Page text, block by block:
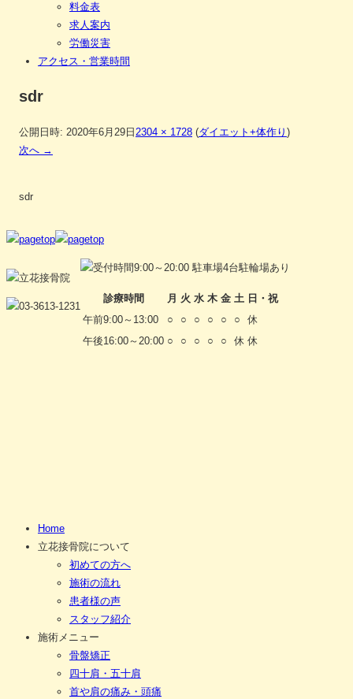
料金表
求人案内
労働災害
アクセス・営業時間
sdr
公開日時: 2020年6月29日 2304 × 1728 (ダイエット+体作り )
次へ →
sdr
診療時間 月 火 水 木 金 土 日・祝
午前9:00～13:00
○ ○ ○ ○ ○ ○
休
午後16:00～20:00 ○ ○ ○ ○ ○ 休 休
Home
立花接骨院について
初めての方へ
施術の流れ
患者様の声
スタッフ紹介
施術メニュー
骨盤矯正
四十肩・五十肩
首や肩の痛み・頭痛